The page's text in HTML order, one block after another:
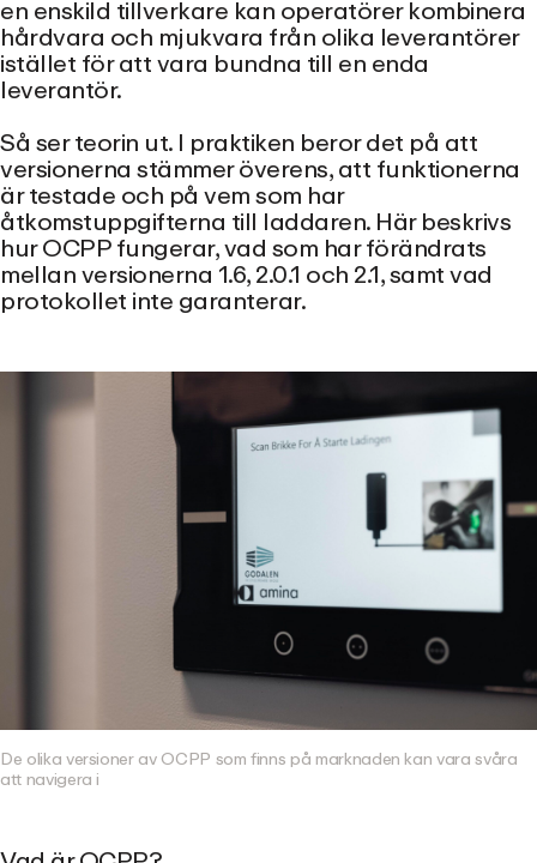
en enskild tillverkare kan operatörer kombinera
hårdvara och mjukvara från olika leverantörer
istället för att vara bundna till en enda
leverantör.
Så ser teorin ut. I praktiken beror det på att
versionerna stämmer överens, att funktionerna
är testade och på vem som har
åtkomstuppgifterna till laddaren. Här beskrivs
hur OCPP fungerar, vad som har förändrats
mellan versionerna 1.6, 2.0.1 och 2.1, samt vad
protokollet inte garanterar.
De olika versioner av OCPP som finns på marknaden kan vara svåra
att navigera i